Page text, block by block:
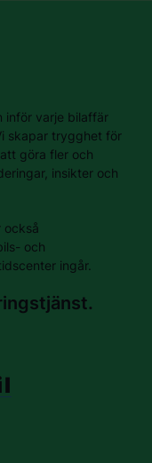
inför varje bilaffär
skapar trygghet för
göra fler och
insikter och
också
och
ingår.